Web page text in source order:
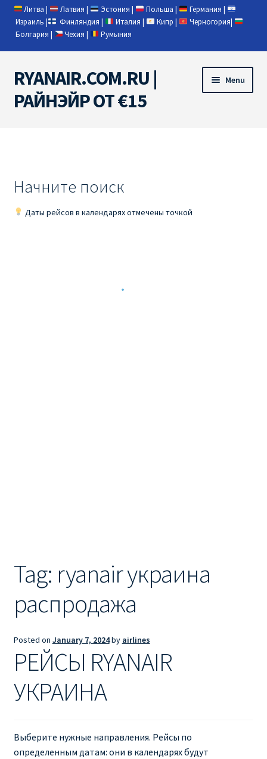
Литва | Латвия | Эстония | Польша | Германия |
Израиль | Финляндия | Италия | Кипр | Черногория|
Болгария | Чехия | Румыния
Skip
to
navigation
Skip
to
content
RYANAIR.COM.RU |
РАЙНЭЙР ОТ €15
Menu
RYANAIR PL ОТ € 9
RYANAIR ИЗ РИГИ
Ryanair из Стокгольма
Ryanair из Тампере
RYANAIR ИЗ ЧЕХИИ | ПРАГА, ОСТРАВА, ПАРДУБИЦЕ,
Ryanair изменение имени
Начните поиск
Даты рейсов в календарях отмечены точкой
Tag: ryanair украина
распродажа
Posted on January 7, 2024by airlines
РЕЙСЫ RYANAIR
УКРАИНА
Выберите нужные направления. Рейсы по
определенным датам: они в календарях будут